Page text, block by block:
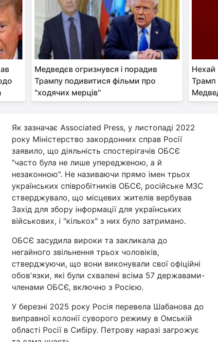
Медведєв огризнувся і порадив
Трампу подивитися фільми про
"ходячих мерців"
Нехай
Трамп
Як зазначає Associated Press, у листопаді 2022
року Міністерство закордонних справ Росії
заявило, що діяльність спостерігачів ОБСЄ
"часто була не лише упередженою, а й
незаконною". Не називаючи прямо імен трьох
українських співробітників ОБСЄ, російське МЗС
стверджувало, що місцевих жителів вербував
Захід для збору інформації для українських
військових, і "кількох" з них було затримано.
ОБСЄ засудила вироки та закликала до
негайного звільнення трьох чоловіків,
стверджуючи, що вони виконували свої офіційні
обов'язки, які були схвалені всіма 57 державами-
членами ОБСЄ, включно з Росією.
У березні 2025 року Росія перевела Шабанова до
виправної колонії суворого режиму в Омській
області Росії в Сибіру. Петрову наразі загрожує